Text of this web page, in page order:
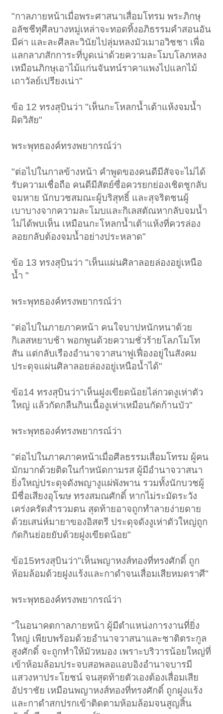
"กาลภายหน้าเมื่อพระศาสนาเสื่อมโทรม พระภิกษุ
อลัชชีทุศีลบางหมู่เหล่าจะทอดทิ้งอภิธรรมคำสอนอัน
มีค่า และละศีลละวินัยไปลุ่มหลงมัวเมาอวิชชา เพื่อ
แลกลาภสักการะที่บูดเน่าด้วยความละโมบโลภหลง
เหมือนภิกษุเอาไม้แก่นจันทน์ราคาแพงไปแลกไม้
เถาวัลย์เปรียงเน่า"
ข้อ 12 ทรงสุบินว่า "เห็นกะโหลกน้ำเต้าแห้งจมน้ำ
ผิดวิสัย"
พระพุทธองค์ทรงพยากรณ์ว่า
"ต่อไปในกาลข้างหน้า คำพูดของคนดีมีสัจจะไม่ได้
รับความเชื่อถือ คนดีมีสัตย์ซื่อควรยกย่องเชิดชูกลับ
จมหาย นักบวชสมณะผู้บริสุทธิ์ และสุจริตชนผู้
เบาบางจากความละโมบและกิเลสตัณหากลับจมน้ำ
ไม่ได้พบเห็น เหมือนกะโหลกน้ำเต้าแห้งที่ควรล่อง
ลอยกลับต้องจมน้ำอย่างประหลาด"
ข้อ 13 ทรงสุบินว่า "เห็นแผ่นศิลาลอยล่องอยู่เหนือ
น้ำ "
พระพุทธองค์ทรงพยากรณ์ว่า
"ต่อไปในภายภาคหน้า คนใจบาปหนักหนาด้วย
กิเลสหยาบช้า พอกพูนด้วยความชั่วร้ายโลภโมโท
สัน แต่กลับเรืองอำนาจวาสนาฟูเฟื่องอยู่ในสังคม
ประดุจแผ่นศิลาลอยล่องอยู่เหนือน้ำได้"
ข้อ14 ทรงสุบินว่า"เห็นฝูงเขียดน้อยไล่กวดงูเห่าตัว
ใหญ่ แล้วกัดกลืนกินเนื้องูเห่าเหมือนกัดก้านบัว"
พระพุทธองค์ทรงพยากรณ์ว่า
"ต่อไปในภาคภาคหน้าเมื่อศีลธรรมเสื่อมโทรม ผู้คน
มักมากด้วยติดในกำหนัดกามรส ผู้มีอำนาจวาสนา
ยิ่งใหญ่ประดุจดังพญางูแผ่พังพาน รวมทั้งนักบวชผู้
มีชื่อเสียงอุโฆษ ทรงสมณศักดิ์ หากไม่ระมัดระวัง
เคร่งครัดสำรวมตน สุดท้ายอาจถูกทำลายง่ายดาย
ด้วยเสน่ห์มายาของอิสตรี ประดุจดังงูเห่าตัวใหญ่ถูก
กัดกินย่อยยับด้วยฝูงเขียดน้อย"
ข้อ15ทรงสุบินว่า"เห็นพญาหงส์ทองที่ทรงศักดิ์ ถูก
ห้อมล้อมด้วยฝูงแร้งและกาดำจนเสื่อมเสียหมดราศี"
พระพุทธองค์ทรงพยากรณ์ว่า
"ในอนาคตกาลภายหน้า ผู้มีตำแหน่งการงานที่ยิ่ง
ใหญ่ เพียบพร้อมด้วยอำนาจวาสนาและชาติตระกูล
สูงศักดิ์ จะถูกทำให้มัวหมอง เพราะบริวารน้อยใหญ่ที่
เข้าห้อมล้อมประจบสอพลอแอบอิงอำนาจบารมี
แสวงหาประโยชน์ จนสุดท้ายตัวเองต้องเสื่อมเสีย
อัปราชัย เหมือนพญาหงส์ทองที่ทรงศักดิ์ ถูกฝูงแร้ง
และกาดำสกปรกเข้าติดตามห้อมล้อมจนสูญสิ้น